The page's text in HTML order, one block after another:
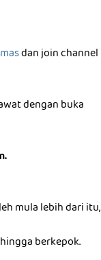
dan join channel
dengan buka
mula lebih dari itu,
berkepok.